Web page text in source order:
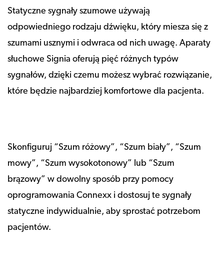
Statyczne sygnały szumowe używają
odpowiedniego rodzaju dźwięku, który miesza się z
szumami usznymi i odwraca od nich uwagę. Aparaty
słuchowe Signia oferują pięć różnych typów
sygnałów, dzięki czemu możesz wybrać rozwiązanie,
które będzie najbardziej komfortowe dla pacjenta.
Skonfiguruj “Szum różowy”, “Szum biały”, “Szum
mowy”, “Szum wysokotonowy” lub “Szum
brązowy” w dowolny sposób przy pomocy
oprogramowania Connexx i dostosuj te sygnały
statyczne indywidualnie, aby sprostać potrzebom
pacjentów.